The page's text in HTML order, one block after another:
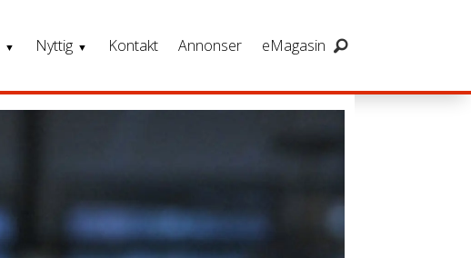
Nyttig Kontakt Annonser eMagasin